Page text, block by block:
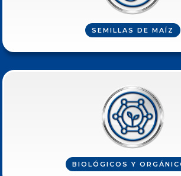
SEMILLAS DE MAÍZ
BIOLÓGICOS Y